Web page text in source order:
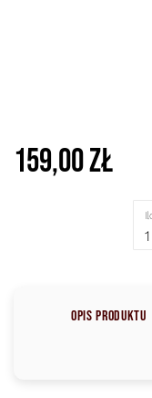
159,00 zł
1
Opis produktu